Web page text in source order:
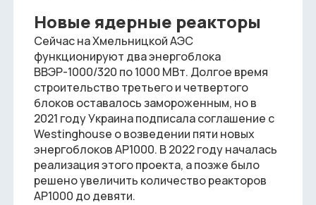
Новые ядерные реакторы
Сейчас на Хмельницкой АЭС
функционируют два энергоблока
ВВЭР-1000/320 по 1000 МВт. Долгое время
строительство третьего и четвертого
блоков оставалось замороженным, но в
2021 году Украина подписала соглашение с
Westinghouse о возведении пяти новых
энергоблоков AP1000. В 2022 году началась
реализация этого проекта, а позже было
решено увеличить количество реакторов
AP1000 до девяти.